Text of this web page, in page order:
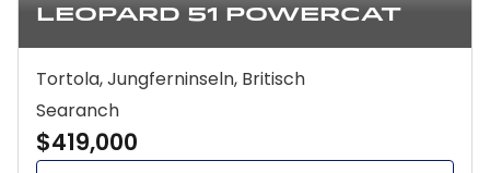
Leopard 51 Powercat
Tortola, Jungferninseln, Britisch
Searanch
$419,000